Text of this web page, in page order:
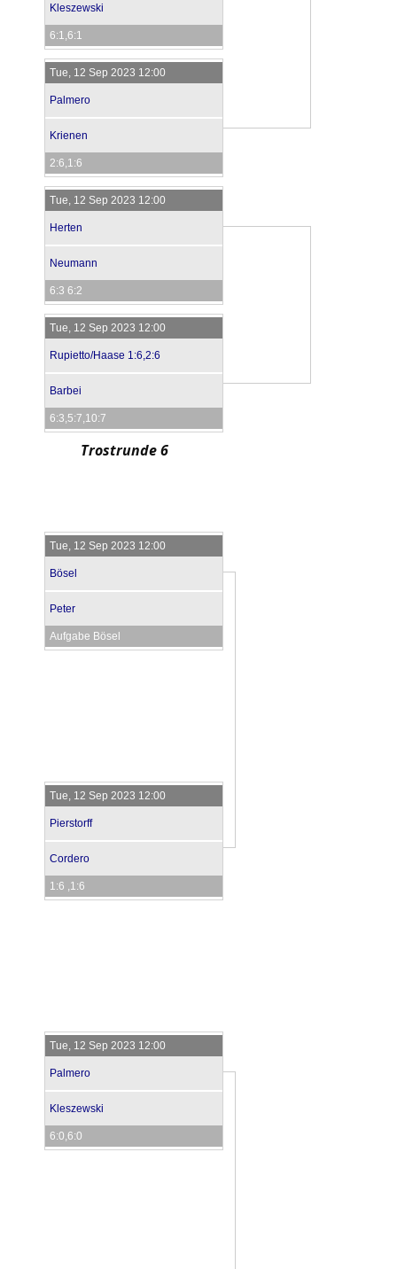
Kleszewski
6:1,6:1
Tue, 12 Sep 2023 12:00
Palmero
Krienen
2:6,1:6
Tue, 12 Sep 2023 12:00
Herten
Neumann
6:3 6:2
Tue, 12 Sep 2023 12:00
Rupietto/Haase 1:6,2:6
Barbei
6:3,5:7,10:7
Trostrunde 6
Tue, 12 Sep 2023 12:00
Bösel
Peter
Aufgabe Bösel
Tue, 12 Sep 2023 12:00
Pierstorff
Cordero
1:6 ,1:6
Tue, 12 Sep 2023 12:00
Palmero
Kleszewski
6:0,6:0